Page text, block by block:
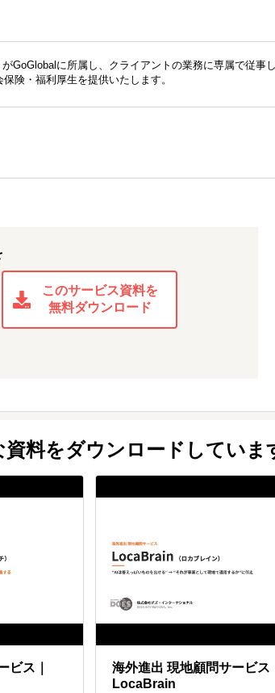
GoGlobalに所属し、クライアントの業務に専属で従事
険・福利厚生を提供いたします。
このサービス資料を
無料ダウンロード
料をダウンロードしていま
ビス｜
海外進出 現地顧問サービス
LocaBrain